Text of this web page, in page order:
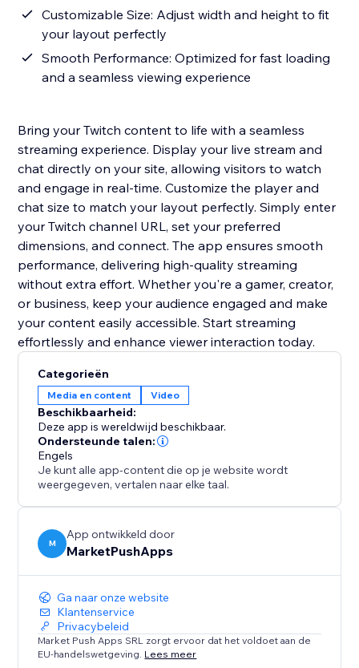
Customizable Size: Adjust width and height to fit
your layout perfectly
Smooth Performance: Optimized for fast loading
and a seamless viewing experience
Bring your Twitch content to life with a seamless
streaming experience. Display your live stream and
chat directly on your site, allowing visitors to watch
and engage in real-time. Customize the player and
chat size to match your layout perfectly. Simply enter
your Twitch channel URL, set your preferred
dimensions, and connect. The app ensures smooth
performance, delivering high-quality streaming
without extra effort. Whether you're a gamer, creator,
or business, keep your audience engaged and make
your content easily accessible. Start streaming
effortlessly and enhance viewer interaction today.
Categorieën
Media en content Video
Beschikbaarheid:
Deze app is wereldwijd beschikbaar.
Ondersteunde talen:
Engels
Je kunt alle app-content die op je website wordt
weergegeven, vertalen naar elke taal.
M
App ontwikkeld door
MarketPushApps
Ga naar onze website
Klantenservice
Privacybeleid
Market Push Apps SRL zorgt ervoor dat het voldoet aan de
EU-handelswetgeving. Lees meer